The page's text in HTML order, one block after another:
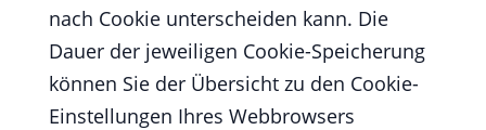
nach Cookie unterscheiden kann. Die
Dauer der jeweiligen Cookie-Speicherung
können Sie der Übersicht zu den Cookie-
Einstellungen Ihres Webbrowsers